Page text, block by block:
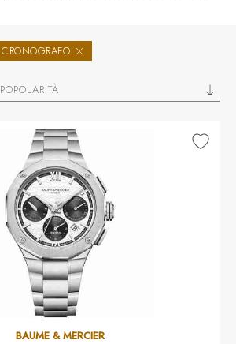
CRONOGRAFO
POPOLARITÀ
BAUME & MERCIER